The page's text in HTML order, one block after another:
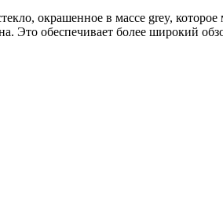
окрашенное в массе grey,
Это обеспечивает более широкий